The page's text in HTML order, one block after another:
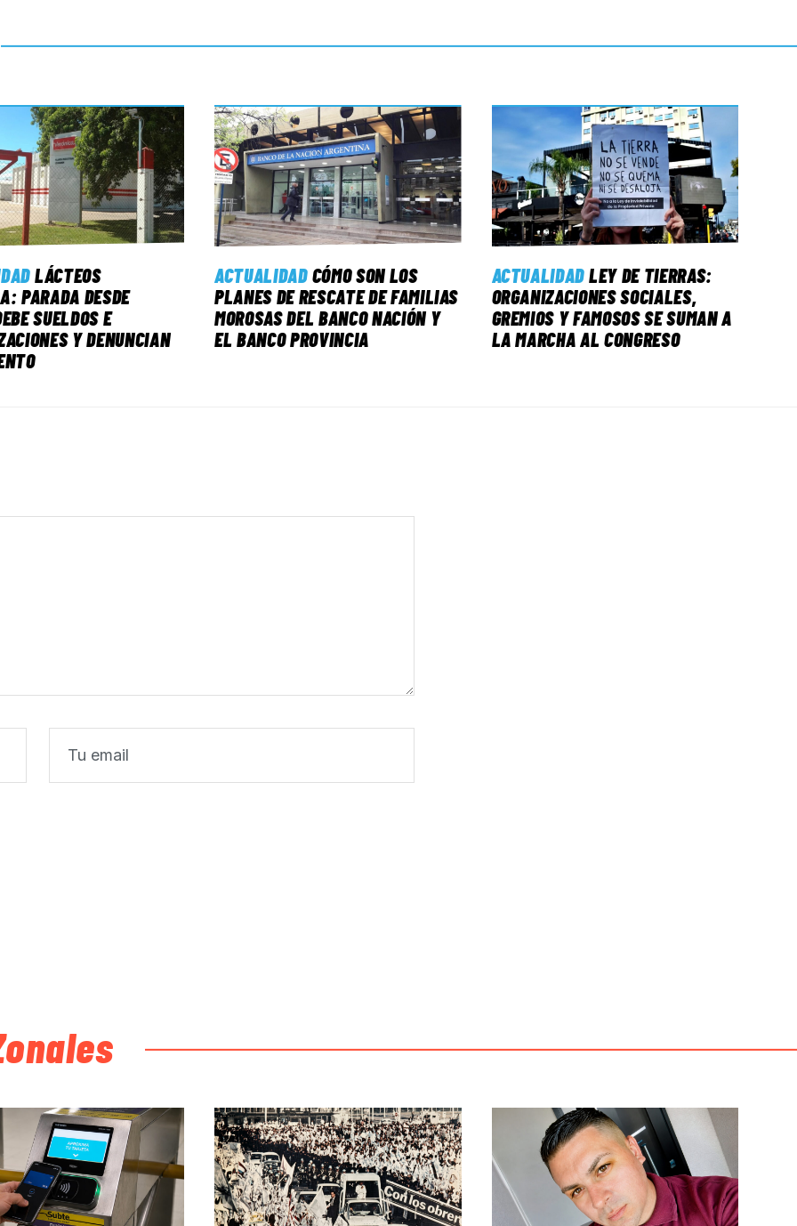
LÁCTEOS
PARADA DESDE
SUELDOS E
Y DENUNCIAN
ACTUALIDAD CÓMO SON LOS
PLANES DE RESCATE DE FAMILIAS
MOROSAS DEL BANCO NACIÓN Y
EL BANCO PROVINCIA
ACTUALIDADLEY DE TIERRAS:
ORGANIZACIONES SOCIALES,
GREMIOS Y FAMOSOS SE SUMAN A
LA MARCHA AL CONGRESO